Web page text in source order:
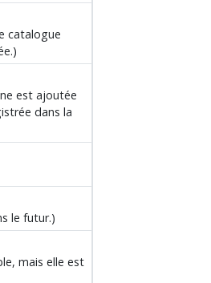
catalogue
est ajoutée
dans la
le futur.)
mais elle est